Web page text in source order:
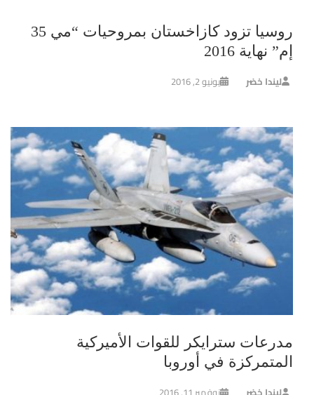
روسيا تزود كازاخستان بمروحيات “مي 35
إم” نهاية 2016
ليندا خضر يونيو 2, 2016
مدرعات سترايكر للقوات الأميركية
المتمركزة في أوروبا